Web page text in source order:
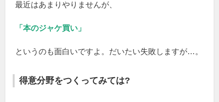
最近はあまりやりませんが、
「本のジャケ買い」
というのも面白いですよ。だいたい失敗しますが…。
得意分野をつくってみては?